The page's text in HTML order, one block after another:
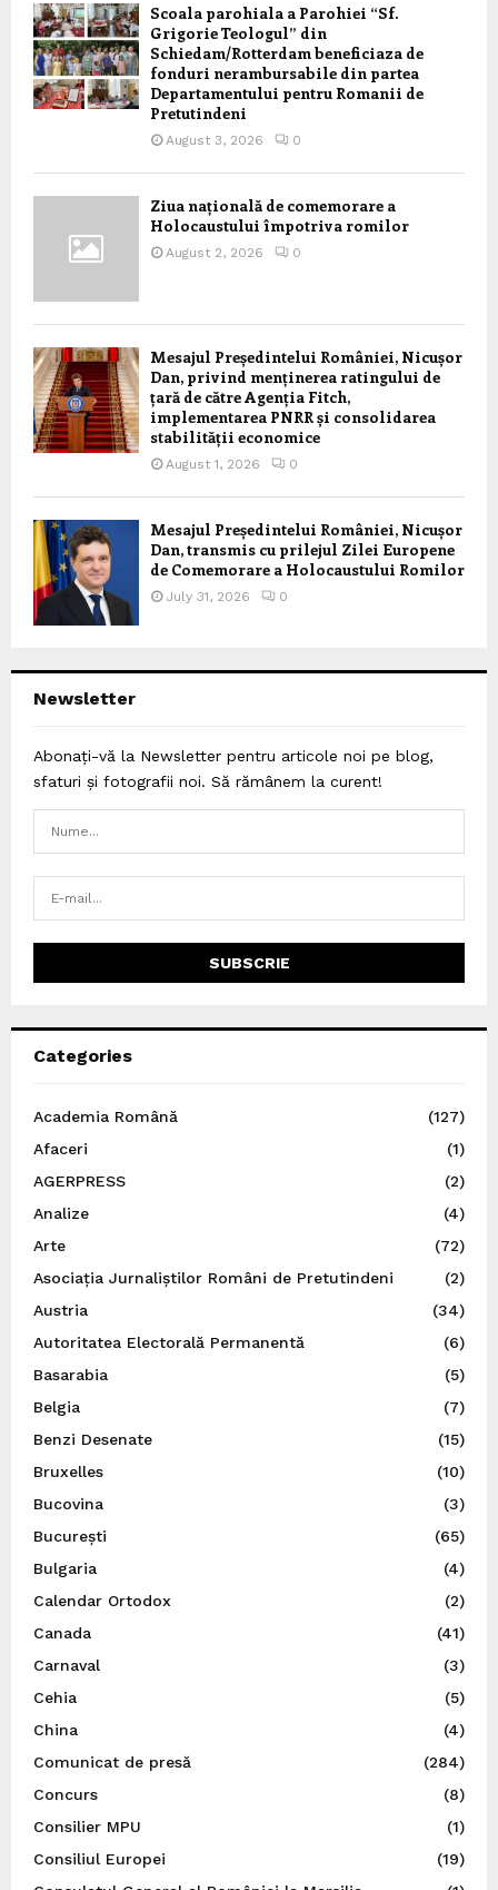
Scoala parohiala a Parohiei “Sf.
Grigorie Teologul” din
Schiedam/Rotterdam beneficiaza de
fonduri nerambursabile din partea
Departamentului pentru Romanii de
Pretutindeni
August 3, 2026 0
Ziua națională de comemorare a
Holocaustului împotriva romilor
August 2, 2026 0
Mesajul Președintelui României, Nicușor
Dan, privind menținerea ratingului de
țară de către Agenția Fitch,
implementarea PNRR și consolidarea
stabilității economice
August 1, 2026 0
Mesajul Președintelui României, Nicușor
Dan, transmis cu prilejul Zilei Europene
de Comemorare a Holocaustului Romilor
July 31, 2026 0
Newsletter
Abonați-vă la Newsletter pentru articole noi pe blog,
sfaturi și fotografii noi. Să rămânem la curent!
Categories
Academia Română
(127)
Afaceri
(1)
AGERPRESS
(2)
Analize
(4)
Arte
(72)
Asociația Jurnaliștilor Români de Pretutindeni
(2)
Austria
(34)
Autoritatea Electorală Permanentă
(6)
Basarabia
(5)
Belgia
(7)
Benzi Desenate
(15)
Bruxelles
(10)
Bucovina
(3)
București
(65)
Bulgaria
(4)
Calendar Ortodox
(2)
Canada
(41)
Carnaval
(3)
Cehia
(5)
China
(4)
Comunicat de presă
(284)
Concurs
(8)
Consilier MPU
(1)
Consiliul Europei
(19)